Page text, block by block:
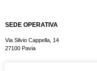
SEDE OPERATIVA
Via Silvio Cappella, 14
27100 Pavia